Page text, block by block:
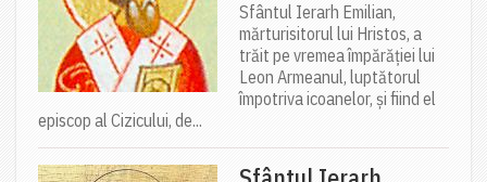
Sfântul Ierarh Emilian,
mărturisitorul lui Hristos, a
trăit pe vremea împărăției lui
Leon Armeanul, luptătorul
împotriva icoanelor, și fiind el
episcop al Cizicului, de...